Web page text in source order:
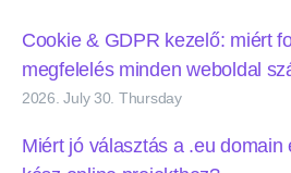
Cookie & GDPR kezelő: miért
megfelelés minden weboldal
2026. July 30. Thursday
Miért jó választás a .eu domain